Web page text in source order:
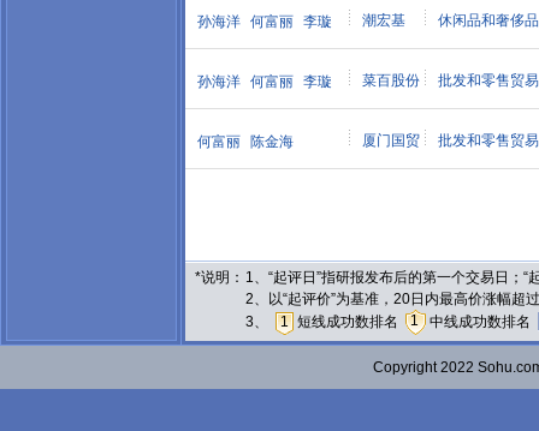
孙海洋 何富丽 李璇 潮宏基 休闲品和奢侈品
孙海洋 何富丽 李璇 菜百股份 批发和零售贸易
何富丽 陈金海 厦门国贸 批发和零售贸易
*说明： 1、“起评日”指研报发布后的第一个交易日；
2、以“起评价”为基准，20日内最高价涨幅
3、
1 短线成功数排名 1 中线成功数排名
Copyright 2022